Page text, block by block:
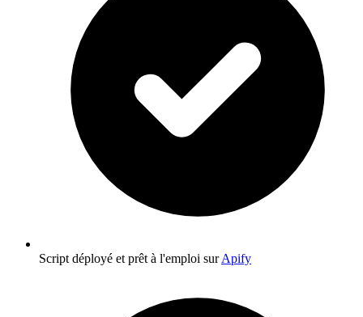
Script déployé et prêt à l'emploi surApify